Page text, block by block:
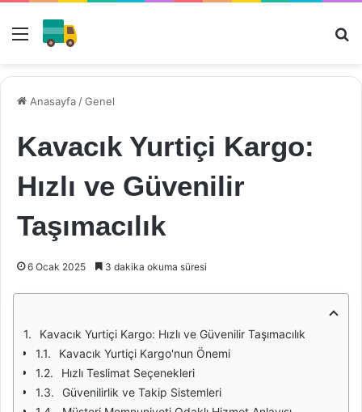
Menü
Anasayfa /Genel
Kavacık Yurtiçi Kargo:
Hızlı ve Güvenilir
Taşımacılık
6 Ocak 2025 3 dakika okuma süresi
Kavacık Yurtiçi Kargo: Hızlı ve Güvenilir Taşımacılık
Kavacık Yurtiçi Kargo'nun Önemi
Hızlı Teslimat Seçenekleri
Güvenilirlik ve Takip Sistemleri